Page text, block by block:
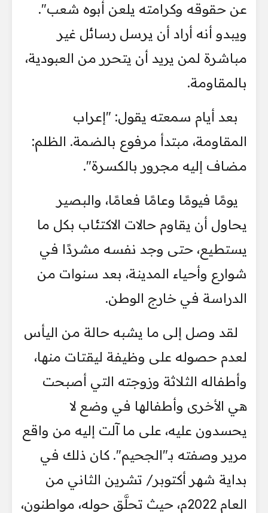
عن حقوقه وكرامته يلعن أبوه شعب".
ويبدو أنه أراد أن يرسل رسائل غير
مباشرة لمن يريد أن يتحرر من العبودية،
بالمقاومة.
بعد أيام سمعته يقول: "إعراب
المقاومة، مبتدأ مرفوع بالضمة. الظلم:
مضاف إليه مجرور بالكسرة".
يومًا فيومًا وعامًا فعامًا، والبصير
يحاول أن يقاوم حالات الاكتئاب بكل ما
يستطيع، حتى وجد نفسه مشردًا في
شوارع وأحياء المدينة، بعد سنوات من
الدراسة في خارج الوطن.
لقد وصل إلى ما يشبه حالة من اليأس
لعدم حصوله على وظيفة ليقتات منها،
وأطفاله الثلاثة وزوجته التي أصبحت
هي الأخرى وأطفالها في وضع لا
يحسدون عليه، على ما آلت إليه من واقع
مرير وصفته بـ"الجحيم". كان ذلك في
بداية شهر أكتوبر/ تشرين الثاني من
العام 2022م، حيث تحلَّق حوله، مواطنون،